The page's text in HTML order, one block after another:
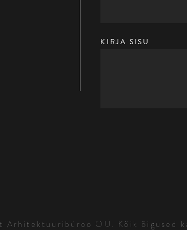
KIRJA SISU
Arhitektuuribüroo OÜ. Kõik õigused